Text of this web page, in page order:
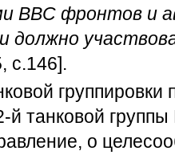
ВВС фронтов и
должно
с.146].
группировки
танковой группы
о